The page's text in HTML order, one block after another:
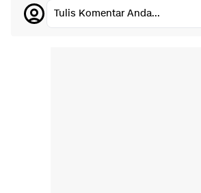
Tulis Komentar Anda...